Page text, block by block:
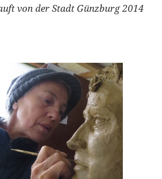
von der Stadt Günzburg 2014